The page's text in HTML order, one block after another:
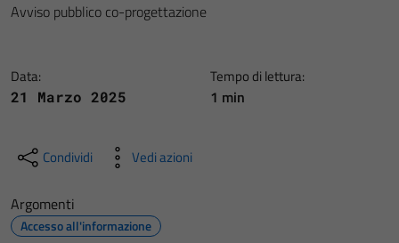
Avviso pubblico co-progettazione
Data:
21 Marzo 2025
Tempo di lettura:
1 min
Condividi Vedi azioni
Argomenti
Accesso all'informazione